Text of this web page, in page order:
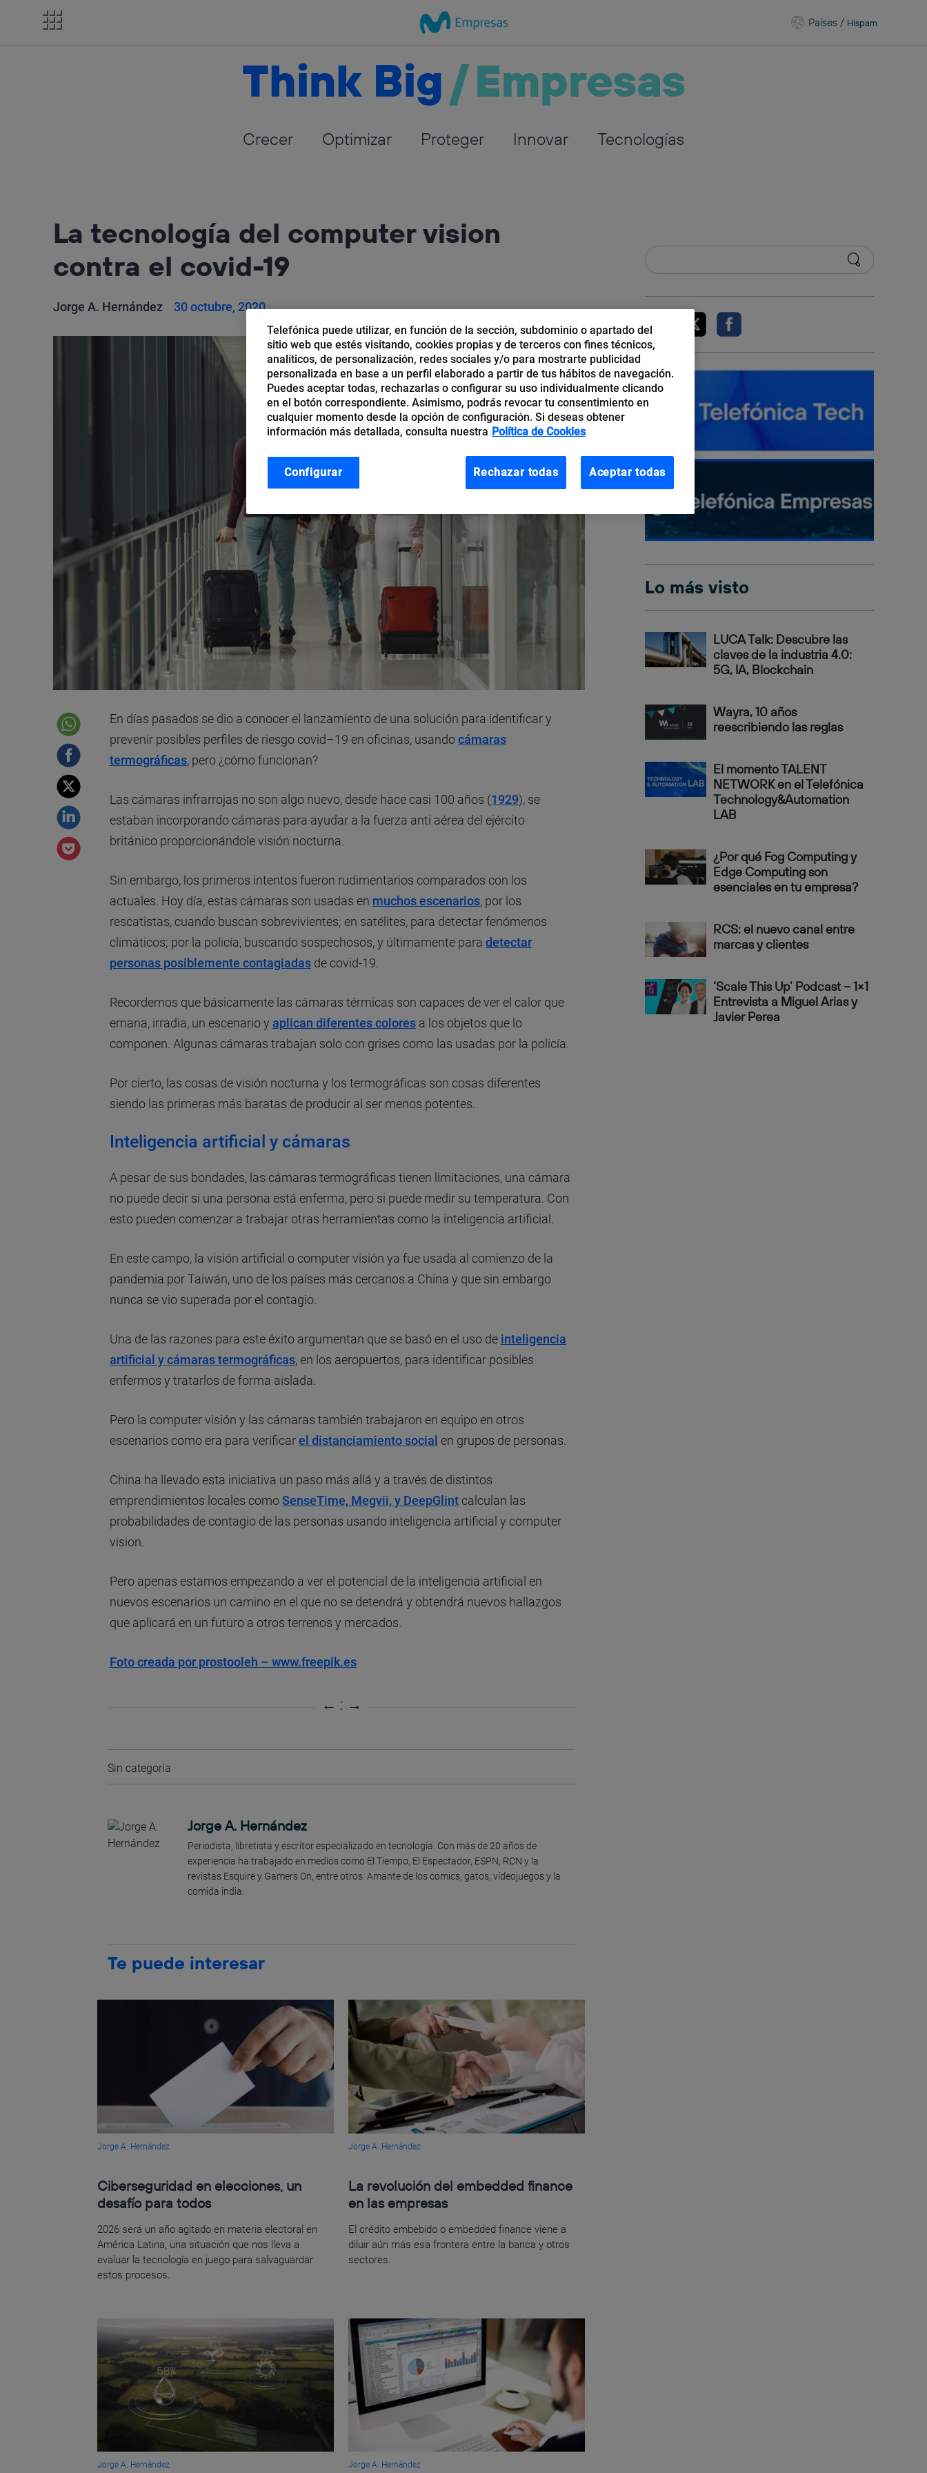
Países / Hispam
Think Big/Empresas
Crecer Optimizar Proteger Innovar Tecnologías
La tecnología del computer vision
contra el covid-19
Jorge A. Hernández 30 octubre, 2020
En días pasados se dio a conocer el lanzamiento de una solución para identificar y
prevenir posibles perfiles de riesgo covid–19 en oficinas, usandocámaras
termográficas, pero ¿cómo funcionan?
Las cámaras infrarrojas no son algo nuevo, desde hace casi 100 años (1929), se
estaban incorporando cámaras para ayudar a la fuerza anti aérea del ejército
británico proporcionándole visión nocturna.
Sin embargo, los primeros intentos fueron rudimentarios comparados con los
actuales. Hoy día, estas cámaras son usadas en muchos escenarios, por los
rescatistas, cuando buscan sobrevivientes; en satélites, para detectar fenómenos
climáticos; por la policía, buscando sospechosos, y últimamente para detectar
personas posiblemente contagiadasde covid-19.
Recordemos que básicamente las cámaras térmicas son capaces de ver el calor que
emana, irradia, un escenario y aplican diferentes coloresa los objetos que lo
componen. Algunas cámaras trabajan solo con grises como las usadas por la policía.
Por cierto, las cosas de visión nocturna y los termográficas son cosas diferentes
siendo las primeras más baratas de producir al ser menos potentes.
Inteligencia artificial y cámaras
A pesar de sus bondades, las cámaras termográficas tienen limitaciones, una cámara
no puede decir si una persona está enferma, pero si puede medir su temperatura. Con
esto pueden comenzar a trabajar otras herramientas como la inteligencia artificial.
En este campo, la visión artificial o computer visión ya fue usada al comienzo de la
pandemia por Taiwán, uno de los países más cercanos a China y que sin embargo
nunca se vio superada por el contagio.
Una de las razones para este éxito argumentan que se basó en el uso de inteligencia
artificial y cámaras termográficas, en los aeropuertos, para identificar posibles
enfermos y tratarlos de forma aislada.
Pero la computer visión y las cámaras también trabajaron en equipo en otros
escenarios como era para verificarel distanciamiento social en grupos de personas.
China ha llevado esta iniciativa un paso más allá y a través de distintos
emprendimientos locales comoSenseTime, Megvii, y DeepGlintcalculan las
probabilidades de contagio de las personas usando inteligencia artificial y computer
vision.
Pero apenas estamos empezando a ver el potencial de la inteligencia artificial en
nuevos escenarios un camino en el que no se detendrá y obtendrá nuevos hallazgos
que aplicará en un futuro a otros terrenos y mercados.
Foto creada por prostooleh – www.freepik.es
Sin categoría
Jorge A. Hernández
Periodista, libretista y escritor especializado en tecnología. Con más de 20 años de
experiencia ha trabajado en medios como El Tiempo, El Espectador, ESPN, RCN y la
revistas Esquire y Gamers On, entre otros. Amante de los comics, gatos, vídeojuegos y la
comida india.
Te puede interesar
Jorge A. Hernández
Ciberseguridad en elecciones, un
desafío para todos
2026 será un año agitado en materia electoral en
América Latina, una situación que nos lleva a
evaluar la tecnología en juego para salvaguardar
estos procesos.
Jorge A. Hernández
La revolución del embedded finance
en las empresas
El crédito embebido o embedded finance viene a
diluir aún más esa frontera entre la banca y otros
sectores.
Jorge A. Hernández Jorge A. Hernández
Lo más visto
LUCA Talk: Descubre las
claves de la industria 4.0:
5G, IA, Blockchain
Wayra, 10 años
reescribiendo las reglas
El momento TALENT
NETWORK en el Telefónica
Technology&Automation
LAB
¿Por qué Fog Computing y
Edge Computing son
esenciales en tu empresa?
RCS: el nuevo canal entre
marcas y clientes
‘Scale This Up’ Podcast – 1×1
Entrevista a Miguel Arias y
Javier Perea
Telefónica puede utilizar, en función de la sección, subdominio o apartado del
sitio web que estés visitando, cookies propias y de terceros con fines técnicos,
analíticos, de personalización, redes sociales y/o para mostrarte publicidad
personalizada en base a un perfil elaborado a partir de tus hábitos de navegación.
Puedes aceptar todas, rechazarlas o configurar su uso individualmente clicando
en el botón correspondiente. Asimismo, podrás revocar tu consentimiento en
cualquier momento desde la opción de configuración. Si deseas obtener
información más detallada, consulta nuestra Política de Cookies
Rechazar todas Aceptar todas
Configurar